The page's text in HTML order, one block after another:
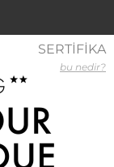
SERTİFİKA
bu nedir?